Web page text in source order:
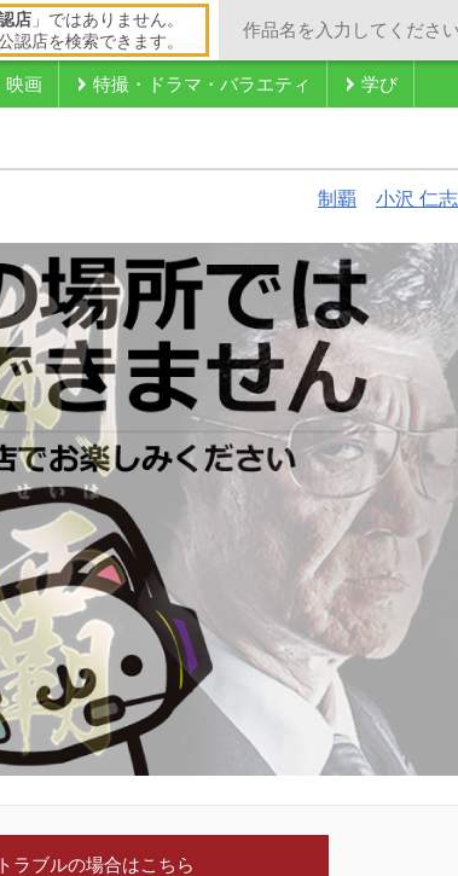
店 」ではありません。
認店を検索できます。
映画 特撮・ドラマ・バラエティ 学び
制覇 小沢 仁志
ラブルの場合はこちら